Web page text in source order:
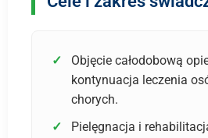
Objęcie całodobową
kontynuacja leczenia
chorych.
Pielęgnacja i